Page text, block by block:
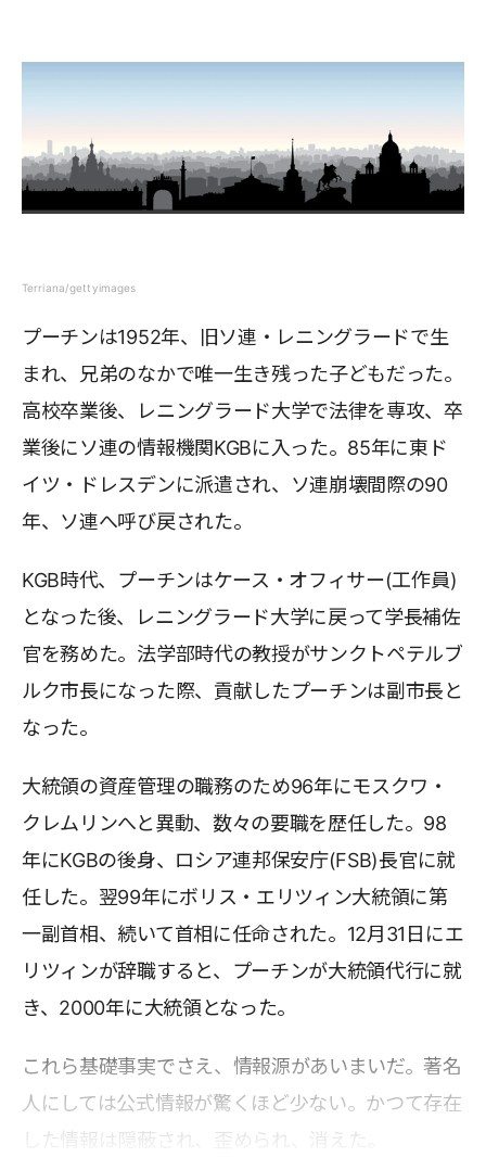
Terriana/gettyimages
プーチンは1952年、旧ソ連・レニングラードで生
まれ、兄弟のなかで唯一生き残った子どもだった。
高校卒業後、レニングラード大学で法律を専攻、卒
業後にソ連の情報機関KGBに入った。85年に東ド
イツ・ドレスデンに派遣され、ソ連崩壊間際の90
年、ソ連へ呼び戻された。
KGB時代、プーチンはケース・オフィサー(工作員)
となった後、レニングラード大学に戻って学長補佐
官を務めた。法学部時代の教授がサンクトペテルブ
ルク市長になった際、貢献したプーチンは副市長と
なった。
大統領の資産管理の職務のため96年にモスクワ・
クレムリンへと異動、数々の要職を歴任した。98
年にKGBの後身、ロシア連邦保安庁(FSB)長官に就
任した。翌99年にボリス・エリツィン大統領に第
一副首相、続いて首相に任命された。12月31日にエ
リツィンが辞職すると、プーチンが大統領代行に就
き、2000年に大統領となった。
これら基礎事実でさえ、情報源があいまいだ。著名
人にしては公式情報が驚くほど少ない。かつて存在
した情報は隠蔽され、歪められ、消えた。